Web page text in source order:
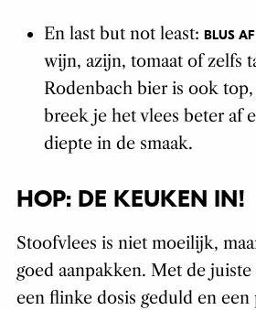
En last but not least: BLUS
wijn, azijn, tomaat of zelfs
Rodenbach bier is ook
breek je het vlees beter af
diepte in de smaak.
HOP: DE KEUKEN IN!
Stoofvlees is niet moeilijk,
goed aanpakken. Met de
een flinke dosis geduld en een